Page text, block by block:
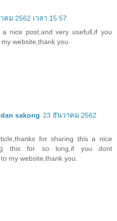
คม 2562 เวลา 15:57
nice post,and very usefull,if you
website,thank you.
sakong 23 ธันวาคม 2562
for sharing this a nice
this for so long,if you dont
my website,thank you.